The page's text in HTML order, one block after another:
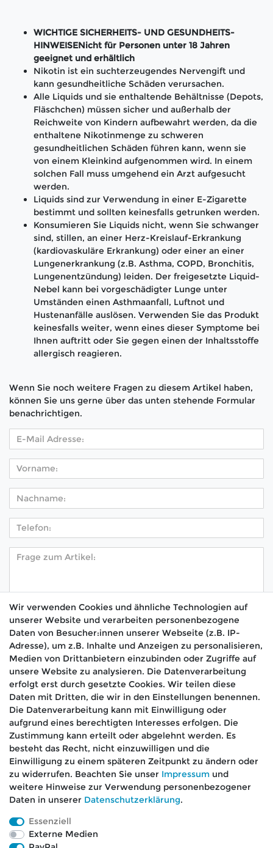
WICHTIGE SICHERHEITS- UND GESUNDHEITS-
HINWEISENicht für Personen unter 18 Jahren
geeignet und erhältlich
Nikotin ist ein suchterzeugendes Nervengift und
kann gesundheitliche Schäden verursachen.
Alle Liquids und sie enthaltende Behältnisse (Depots,
Fläschchen) müssen sicher und außerhalb der
Reichweite von Kindern aufbewahrt werden, da die
enthaltene Nikotinmenge zu schweren
gesundheitlichen Schäden führen kann, wenn sie
von einem Kleinkind aufgenommen wird. In einem
solchen Fall muss umgehend ein Arzt aufgesucht
werden.
Liquids sind zur Verwendung in einer E-Zigarette
bestimmt und sollten keinesfalls getrunken werden.
Konsumieren Sie Liquids nicht, wenn Sie schwanger
sind, stillen, an einer Herz-Kreislauf-Erkrankung
(kardiovaskuläre Erkrankung) oder einer an einer
Lungenerkrankung (z.B. Asthma, COPD, Bronchitis,
Lungenentzündung) leiden. Der freigesetzte Liquid-
Nebel kann bei vorgeschädigter Lunge unter
Umständen einen Asthmaanfall, Luftnot und
Hustenanfälle auslösen. Verwenden Sie das Produkt
keinesfalls weiter, wenn eines dieser Symptome bei
Ihnen auftritt oder Sie gegen einen der Inhaltsstoffe
allergisch reagieren.
Wenn Sie noch weitere Fragen zu diesem Artikel haben,
können Sie uns gerne über das unten stehende Formular
benachrichtigen.
Hiermit bestätige ich, dass ich dieDaten­schutz­
erklärung gelesen habe. *
Absenden
🚚 Schneller Versand
📦 Kostenloser Versand ab 75 €
📞 Kostenlose Beratung per Telefon &
WhatsApp
Impressum
Wir verwenden Cookies und ähnliche Technologien auf
unserer Website und verarbeiten personenbezogene
Daten von Besucher:innen unserer Webseite (z.B. IP-
Adresse), um z.B. Inhalte und Anzeigen zu personalisieren,
Medien von Drittanbietern einzubinden oder Zugriffe auf
unsere Website zu analysieren. Die Datenverarbeitung
erfolgt erst durch gesetzte Cookies. Wir teilen diese
Daten mit Dritten, die wir in den Einstellungen benennen.
Die Datenverarbeitung kann mit Einwilligung oder
aufgrund eines berechtigten Interesses erfolgen. Die
Zustimmung kann erteilt oder abgelehnt werden. Es
besteht das Recht, nicht einzuwilligen und die
Einwilligung zu einem späteren Zeitpunkt zu ändern oder
zu widerrufen. Beachten Sie unser Impressum und
weitere Hinweise zur Verwendung personenbezogener
Daten in unserer Daten­schutz­erklärung.
Essenziell
Externe Medien